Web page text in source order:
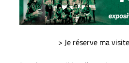
> Je réserve ma